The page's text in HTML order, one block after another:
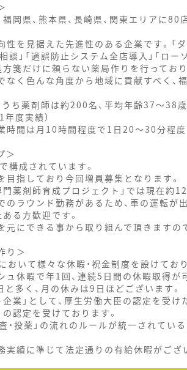
岡県、熊本県、長崎県、関東エリアに
を見据えた先進性のある企業です。「
談」「過誤防止システム全店導入」「ロ
箋だけに頼らない薬局作りを行っており
く色んな角度から地域に貢献すべく、
ち薬剤師は約200名、平均年齢37～38
度実績）
間は月10時間程度で1日20～30分程度
＞
成されています。
指しており今回増員募集となります。
薬剤師育成プロジェクト」では現在約
ラウンド勤務があるため、車の運転が
る方歓迎です。
にできる事から取り組んで頂きますの
り＞
おいて様々な休暇・祝金制度を設けており
休暇で年1回、連続5日間の休暇取得が
多く、月の休みは9日ほどございます。
業」として、厚生労働大臣の認定を受
認定を受けております。
・投薬」の流れのルールが統一されて
績に準じて法定通りの有給休暇がござ